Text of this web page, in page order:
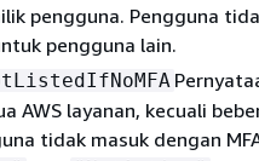
pengguna. Pengguna
pengguna lain.
AWS layanan, kecuali
tidak masuk dengan